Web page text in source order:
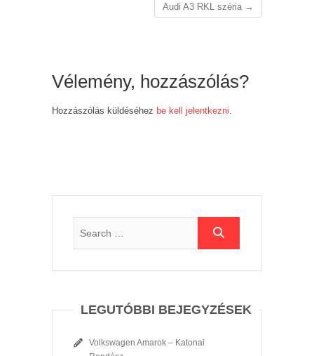
Audi A3 RKL széria →
Vélemény, hozzászólás?
Hozzászólás küldéséhez be kell jelentkezni
LEGUTÓBBI BEJEGYZÉSEK
Volkswagen Amarok – Katonai